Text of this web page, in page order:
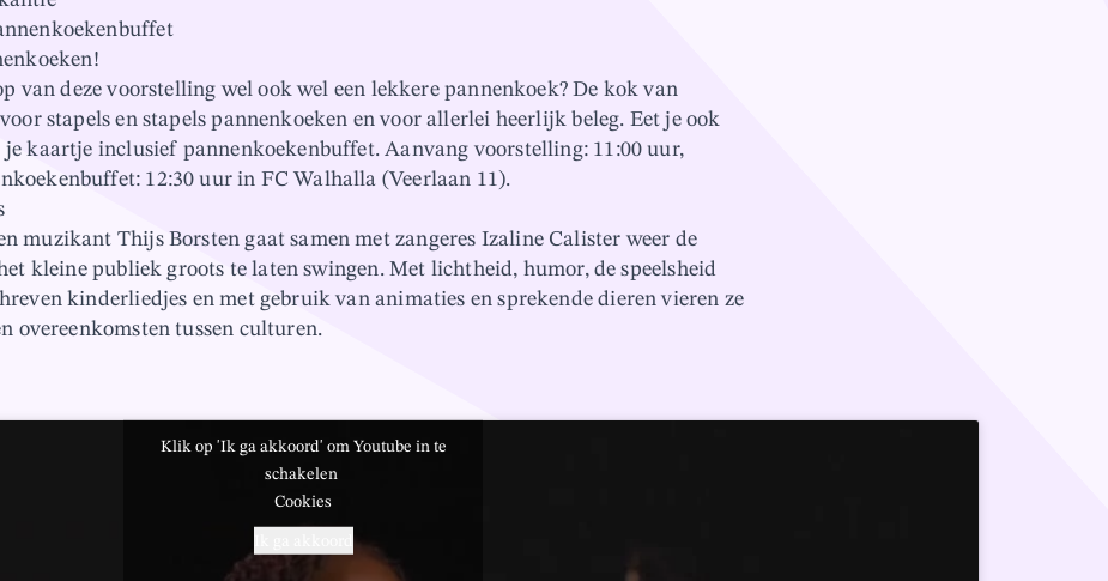
van deze voorstelling wel ook wel een lekkere pannenkoek? De kok van
stapels en stapels pannenkoeken en voor allerlei heerlijk beleg. Eet je ook
je kaartje inclusief pannenkoekenbuffet. Aanvang voorstelling: 11:00 uur,
12:30 uur in FC Walhalla (Veerlaan 11).
muzikant Thijs Borsten gaat samen met zangeres Izaline Calister weer de
kleine publiek groots te laten swingen. Met lichtheid, humor, de speelsheid
kinderliedjes en met gebruik van animaties en sprekende dieren vieren ze
overeenkomsten tussen culturen.
Klik op 'Ik ga akkoord' om Youtube in te
schakelen
Cookies